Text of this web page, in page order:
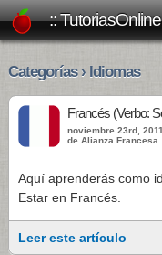
::
Categorías › Idiomas
Francés (Verbo:
noviembre 23rd, 2011
de Alianza Francesa
Aquí aprenderás como
Estar en Francés.
Leer este artículo